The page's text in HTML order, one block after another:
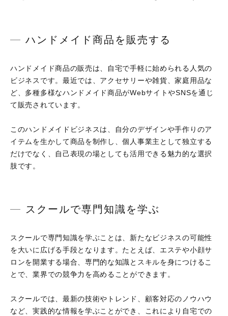
ハンドメイド商品を販売する
ハンドメイド商品の販売は、自宅で手軽に始められる人気の
ビジネスです。最近では、アクセサリーや雑貨、家庭用品な
ど、多種多様なハンドメイド商品がWebサイトやSNSを通じ
て販売されています。
このハンドメイドビジネスは、自分のデザインや手作りのア
イテムを生かして商品を制作し、個人事業主として独立する
だけでなく、自己表現の場としても活用できる魅力的な選択
肢です。
スクールで専門知識を学ぶ
スクールで専門知識を学ぶことは、新たなビジネスの可能性
を大いに広げる手段となります。たとえば、エステや小顔サ
ロンを開業する場合、専門的な知識とスキルを身につけるこ
とで、業界での競争力を高めることができます。
スクールでは、最新の技術やトレンド、顧客対応のノウハウ
など、実践的な情報を学ぶことができ、これにより自宅での